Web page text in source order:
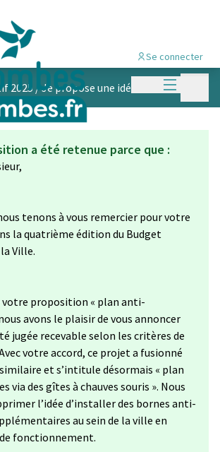
Menu
Se connecter
2025 /Je propose une idée
a été retenue parce que :
tenons à vous remercier pour votre
la quatrième édition du Budget
Ville.
votre proposition « plan anti-
avons le plaisir de vous annoncer
jugée recevable selon les critères de
votre accord, ce projet a fusionné
et s’intitule désormais « plan
via des gîtes à chauves souris ». Nous
l’idée d’installer des bornes anti-
au sein de la ville en
fonctionnement.